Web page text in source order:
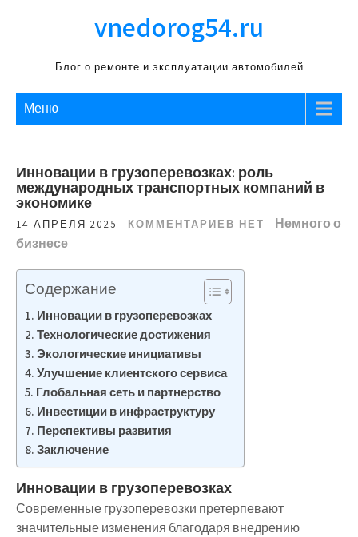
vnedorog54.ru
Блог о ремонте и эксплуатации автомобилей
Меню
Инновации в грузоперевозках: роль
международных транспортных компаний в
экономике
14 АПРЕЛЯ 2025 КОММЕНТАРИЕВ НЕТ
Немного о
бизнесе
Содержание
Инновации в грузоперевозках
Технологические достижения
Экологические инициативы
Улучшение клиентского сервиса
Глобальная сеть и партнерство
Инвестиции в инфраструктуру
Перспективы развития
Заключение
Инновации в грузоперевозках
Современные грузоперевозки претерпевают
значительные изменения благодаря внедрению